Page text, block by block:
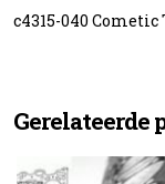
c4315-040 Cometic
Gerelateerde